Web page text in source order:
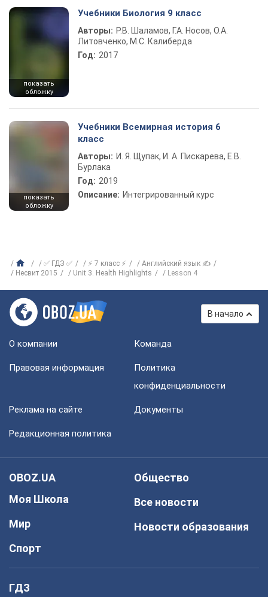
показать
обложку
Учебники Биология 9 класс
Авторы: Р.В. Шаламов, Г.А. Носов, О.А.
Литовченко, М.С. Калиберда
Год: 2017
показать
обложку
Учебники Всемирная история 6
класс
Авторы: И. Я. Щупак, И. А. Пискарева, Е.В.
Бурлака
Год: 2019
Описание: Интегрированный курс
✅ ГДЗ ✅ ⚡ 7 класс ⚡
Английский язык ✍
Несвит 2015
Unit 3. Health Highlights Lesson 4
В начало
О компании Команда
Правовая информация
Политика
конфиденциальности
Реклама на сайте Документы
Редакционная политика
OBOZ.UA
Моя Школа
Мир
Спорт
Общество
Все новости
Новости образования
ГДЗ